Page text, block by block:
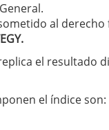
crece en Europa y
variable
2026
la eterna pregunta
al derecho
el resultado
el índice son: